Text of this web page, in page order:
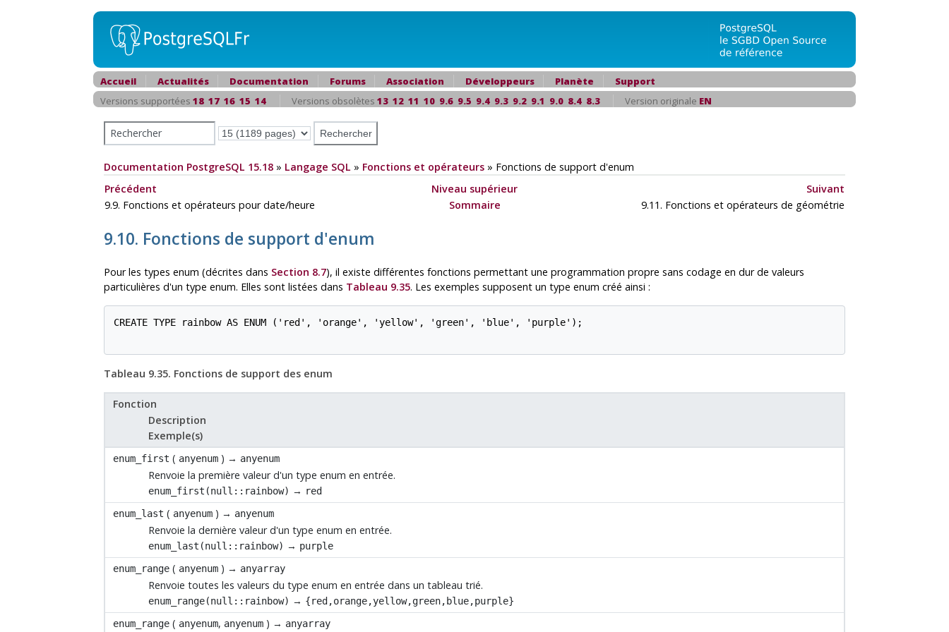
Accueil Actualités Documentation Forums Association Développeurs Planète
Support
Versions supportées 18 17 16 15 14 Versions obsolètes 13 12 11 10 9.6 9.5 9.4 9.3 9.2 9.1 9.0 8.4 8.3 Version originale EN
Documentation PostgreSQL 15.18 » Langage SQL » Fonctions et opérateurs » Fonctions de support d'enum
Précédent
Niveau supérieur
Suivant
9.9. Fonctions et opérateurs pour date/heure
Sommaire 9.11. Fonctions et opérateurs de géométrie
9.10. Fonctions de support d'enum
Pour les types enum (décrites dans Section 8.7), il existe différentes fonctions permettant une programmation propre sans codage en dur de valeurs
particulières d'un type enum. Elles sont listées dans Tableau 9.35. Les exemples supposent un type enum créé ainsi :
CREATE TYPE rainbow AS ENUM ('red', 'orange', 'yellow', 'green', 'blue', 'purple');
Tableau 9.35. Fonctions de support des enum
Fonction
Description
Exemple(s)
enum_first ( anyenum ) → anyenum
Renvoie la première valeur d'un type enum en entrée.
enum_first(null::rainbow) → red
enum_last ( anyenum ) → anyenum
Renvoie la dernière valeur d'un type enum en entrée.
enum_last(null::rainbow) → purple
enum_range ( anyenum ) → anyarray
Renvoie toutes les valeurs du type enum en entrée dans un tableau trié.
enum_range(null::rainbow) → {red,orange,yellow,​green,blue,purple}
enum_range ( anyenum, anyenum ) → anyarray